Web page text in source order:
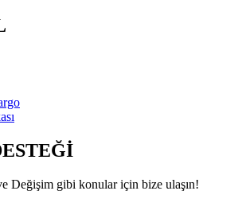
Değişim gibi konular için bize ulaşın!